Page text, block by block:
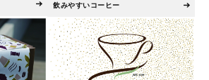
飲みやすいコーヒー